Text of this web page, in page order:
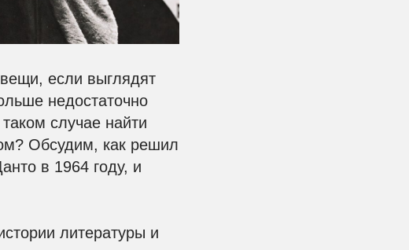
если выглядят
недостаточно
случае найти
Обсудим, как решил
в 1964 году, и
литературы и